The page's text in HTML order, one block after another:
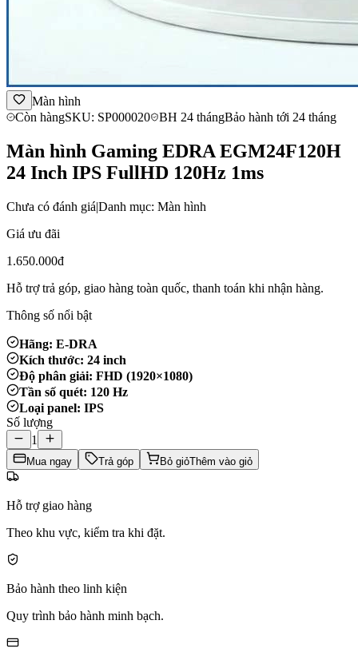
Màn hình
Còn hàngSKU: SP000020 BH 24 thángBảo hành tới 24 tháng
Màn hình Gaming EDRA EGM24F120H
24 Inch IPS FullHD 120Hz 1ms
Chưa có đánh giá|Danh mục: Màn hình
Giá ưu đãi
1.650.000đ
Hỗ trợ trả góp, giao hàng toàn quốc, thanh toán khi nhận hàng.
Thông số nổi bật
Hãng: E-DRA
Kích thước: 24 inch
Độ phân giải: FHD (1920×1080)
Tần số quét: 120 Hz
Loại panel: IPS
Số lượng
1
Mua ngay Trả góp Bỏ giỏThêm vào giỏ
Hỗ trợ giao hàng
Theo khu vực, kiểm tra khi đặt.
Bảo hành theo linh kiện
Quy trình bảo hành minh bạch.